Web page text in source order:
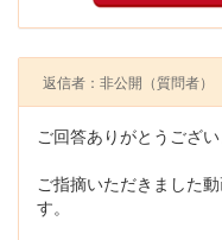
返信者：非公開 （質問者）
ご回答ありがとうござい
ご指摘いただきました
す。